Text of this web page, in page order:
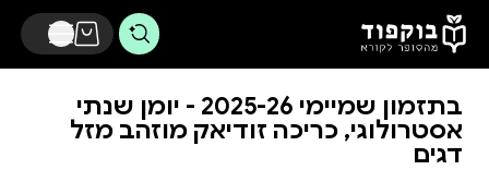
דלג לתוכן הראשי
בתזמון שמיימי 2025-26 - יומן שנתי
אסטרולוגי, כריכה זודיאק מוזהב מזל
דגים